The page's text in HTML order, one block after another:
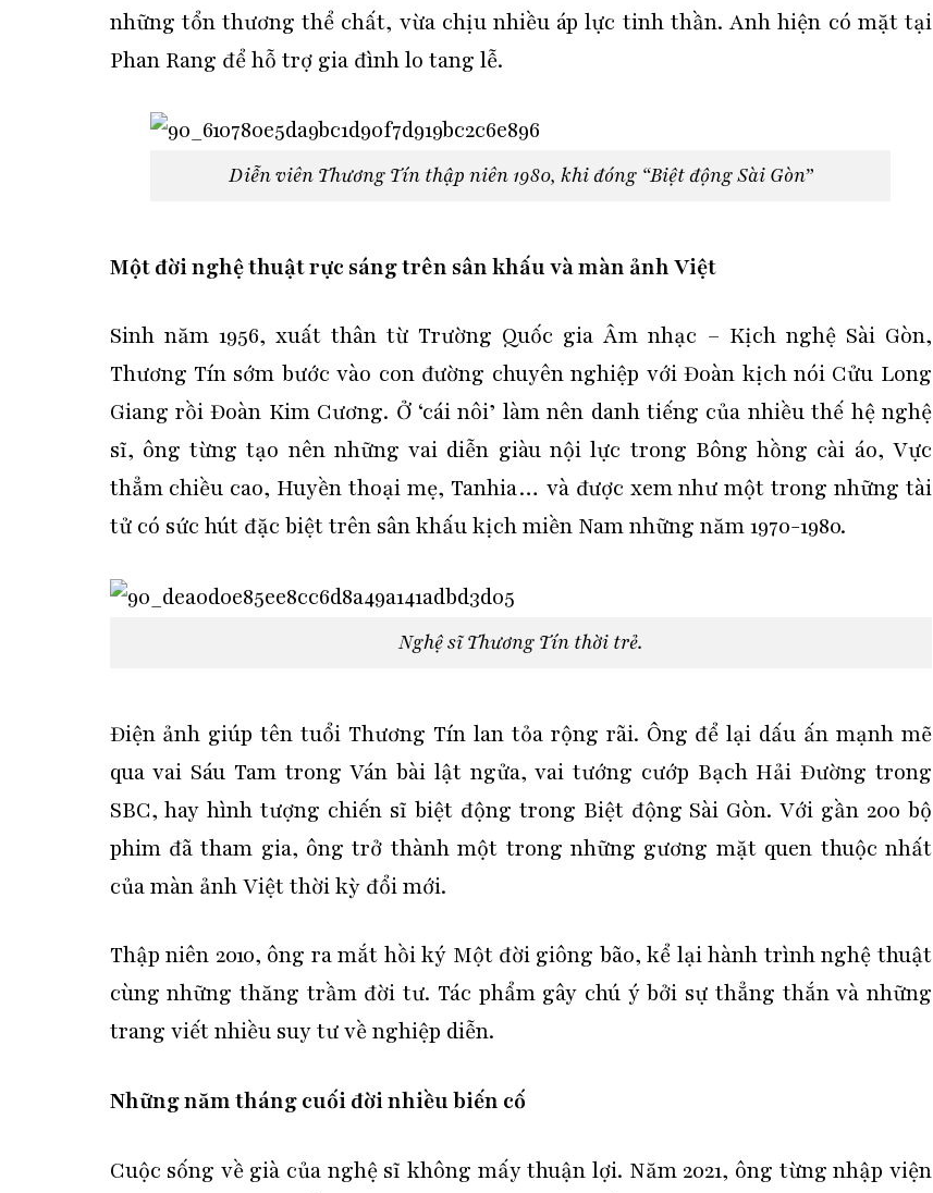
những tổn thương thể chất, vừa chịu nhiều áp lực tinh thần. Anh hiện có mặt tại
Phan Rang để hỗ trợ gia đình lo tang lễ.
Diễn viên Thương Tín thập niên 1980, khi đóng “Biệt động Sài Gòn”
Một đời nghệ thuật rực sáng trên sân khấu và màn ảnh Việt
Sinh năm 1956, xuất thân từ Trường Quốc gia Âm nhạc – Kịch nghệ Sài Gòn,
Thương Tín sớm bước vào con đường chuyên nghiệp với Đoàn kịch nói Cửu Long
Giang rồi Đoàn Kim Cương. Ở ‘cái nôi’ làm nên danh tiếng của nhiều thế hệ nghệ
sĩ, ông từng tạo nên những vai diễn giàu nội lực trong Bông hồng cài áo, Vực
thẳm chiều cao, Huyền thoại mẹ, Tanhia… và được xem như một trong những tài
tử có sức hút đặc biệt trên sân khấu kịch miền Nam những năm 1970-1980.
Nghệ sĩ Thương Tín thời trẻ.
Điện ảnh giúp tên tuổi Thương Tín lan tỏa rộng rãi. Ông để lại dấu ấn mạnh mẽ
qua vai Sáu Tam trong Ván bài lật ngửa, vai tướng cướp Bạch Hải Đường trong
SBC, hay hình tượng chiến sĩ biệt động trong Biệt động Sài Gòn. Với gần 200 bộ
phim đã tham gia, ông trở thành một trong những gương mặt quen thuộc nhất
của màn ảnh Việt thời kỳ đổi mới.
Thập niên 2010, ông ra mắt hồi ký Một đời giông bão, kể lại hành trình nghệ thuật
cùng những thăng trầm đời tư. Tác phẩm gây chú ý bởi sự thẳng thắn và những
trang viết nhiều suy tư về nghiệp diễn.
Những năm tháng cuối đời nhiều biến cố
Cuộc sống về già của nghệ sĩ không mấy thuận lợi. Năm 2021, ông từng nhập viện